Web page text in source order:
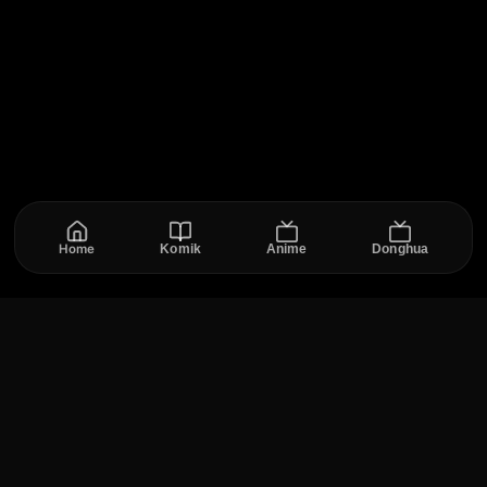
Home Komik Anime Donghua